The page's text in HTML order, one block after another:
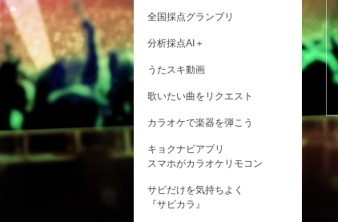
全国採点グランプリ
分析採点AI＋
うたスキ動画
歌いたい曲をリクエスト
カラオケで楽器を弾こう
キョクナビアプリ
スマホがカラオケリモコン
サビだけを気持ちよく
『サビカラ』